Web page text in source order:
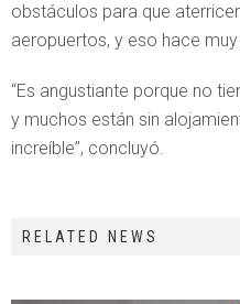
obstáculos para que
aeropuertos, y eso hace
“Es angustiante porque no
y muchos están sin
increíble”, concluyó.
RELATED NEWS